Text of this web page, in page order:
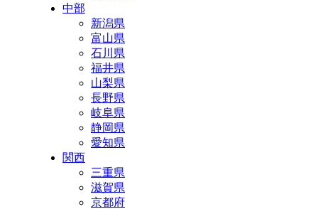
中部
新潟県
富山県
石川県
福井県
山梨県
長野県
岐阜県
静岡県
愛知県
関西
三重県
滋賀県
京都府